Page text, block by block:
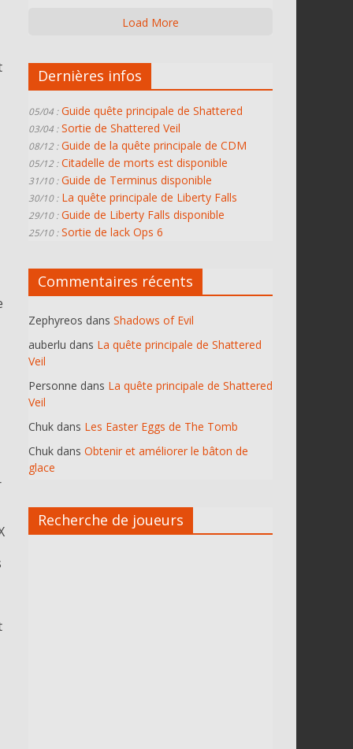
Load More
Dernières infos
05/04 : Guide quête principale de Shattered
03/04 : Sortie de Shattered Veil
08/12 : Guide de la quête principale de CDM
05/12 : Citadelle de morts est disponible
31/10 : Guide de Terminus disponible
30/10 : La quête principale de Liberty Falls
29/10 : Guide de Liberty Falls disponible
25/10 : Sortie de lack Ops 6
Commentaires récents
Zephyreos dans Shadows of Evil
auberlu dans La quête principale de Shattered
Veil
Personne dans La quête principale de Shattered
Veil
Chuk dans Les Easter Eggs de The Tomb
Chuk dans Obtenir et améliorer le bâton de
glace
Recherche de joueurs